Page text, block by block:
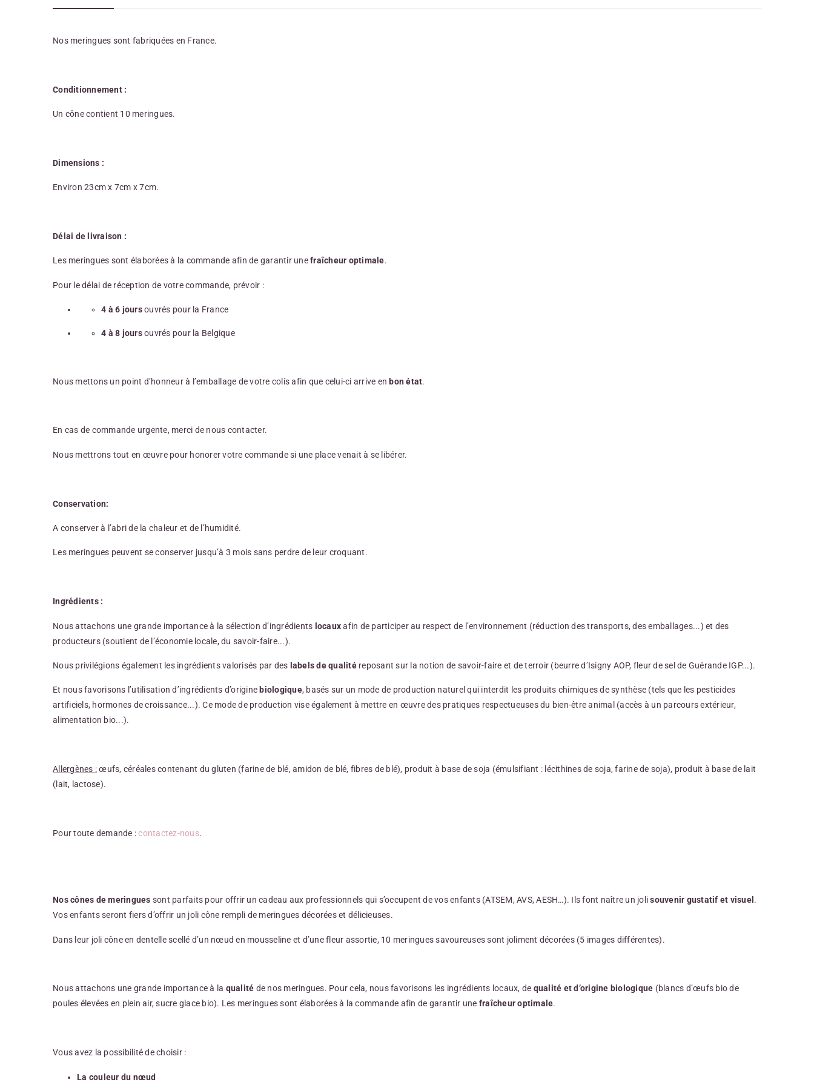
Nos meringues sont fabriquées en France.
Conditionnement :
Un cône contient 10 meringues.
Dimensions :
Environ 23cm x 7cm x 7cm.
Délai de livraison :
Les meringues sont élaborées à la commande afin de garantir unefraîcheur optimale.
Pour le délai de réception de votre commande, prévoir :
4 à 6 joursouvrés pour la France
4 à 8 joursouvrés pour la Belgique
Nous mettons un point d’honneur à l’emballage de votre colis afin que celui-ci arrive en bon état.
En cas de commande urgente, merci de nous contacter.
Nous mettrons tout en œuvre pour honorer votre commande si une place venait à se libérer.
Conservation:
A conserver à l’abri de la chaleur et de l’humidité.
Les meringues peuvent se conserver jusqu’à 3 mois sans perdre de leur croquant.
Ingrédients :
Nous attachons une grande importance à la sélection d’ingrédients locauxafin de participer au respect de l’environnement (réduction des transports, des emballages...) et des
producteurs (soutient de l’économie locale, du savoir-faire...).
Nous privilégions également les ingrédients valorisés par des labels de qualitéreposant sur la notion de savoir-faire et de terroir (beurre d’Isigny AOP, fleur de sel de Guérande IGP...).
Et nous favorisons l’utilisation d’ingrédients d’origine biologique, basés sur un mode de production naturel qui interdit les produits chimiques de synthèse (tels que les pesticides
artificiels, hormones de croissance...). Ce mode de production vise également à mettre en œuvre des pratiques respectueuses du bien-être animal (accès à un parcours extérieur,
alimentation bio...).
Allergènes :œufs, céréales contenant du gluten (farine de blé, amidon de blé, fibres de blé), produit à base de soja (émulsifiant : lécithines de soja, farine de soja), produit à base de lait
(lait, lactose).
Pour toute demande :contactez-nous.
Nos cônes de meringues sont parfaits pour offrir un cadeau aux professionnels qui s’occupent de vos enfants (ATSEM, AVS, AESH…). Ils font naître un jolisouvenir gustatif et visuel .
Vos enfants seront fiers d’offrir un joli cône rempli de meringues décorées et délicieuses.
Dans leur joli cône en dentelle scellé d’un nœud en mousseline et d’une fleur assortie, 10 meringues savoureuses sont joliment décorées (5 images différentes).
Nous attachons une grande importance à la qualité de nos meringues. Pour cela, nous favorisons les ingrédients locaux, de qualité etd’origine biologique (blancs d’œufs bio de
poules élevées en plein air, sucre glace bio). Les meringues sont élaborées à la commande afin de garantir une fraîcheur optimale.
Vous avez la possibilité de choisir :
La couleur du nœud